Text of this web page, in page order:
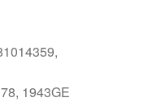
1943GE